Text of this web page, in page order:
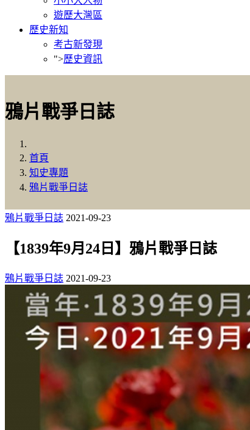
遊歷大灣區
歷史新知
考古新發現
">歷史資訊
鴉片戰爭日誌
首頁
知史專題
鴉片戰爭日誌
鴉片戰爭日誌 2021-09-23
【1839年9月24日】鴉片戰爭日誌
鴉片戰爭日誌 2021-09-23